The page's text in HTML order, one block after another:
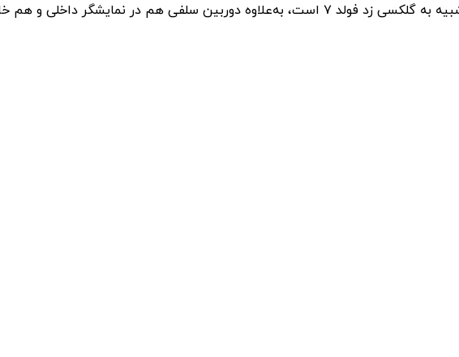
نمایشگر داخلی و هم خارجی قرار دارد.